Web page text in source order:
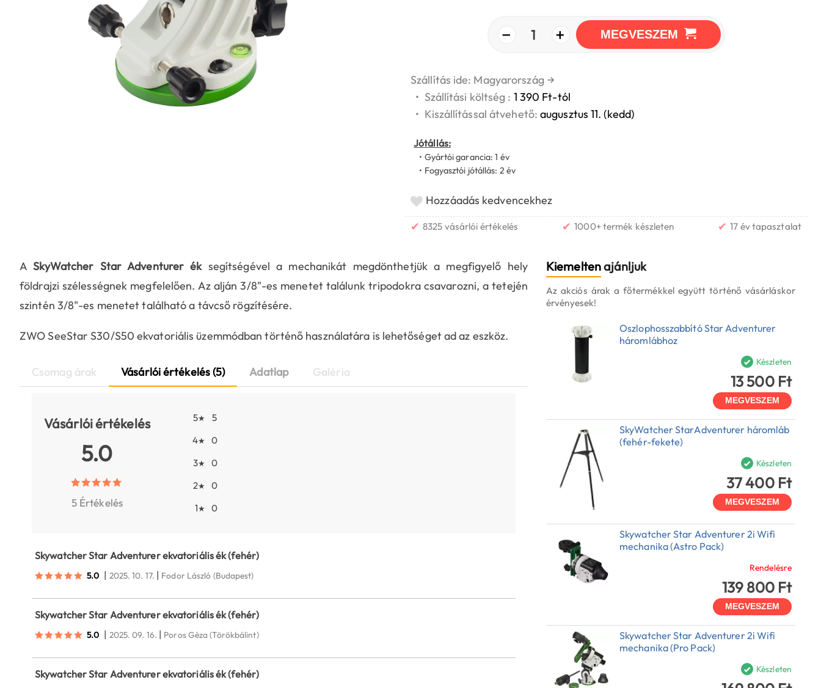
− 1 + MEGVESZEM
Szállítás ide: Magyarország →
• Szállítási költség : 1 390 Ft-tól
• Kiszállítással átvehető:augusztus 11. (kedd)
Jótállás:
• Gyártói garancia: 1 év
• Fogyasztói jótállás: 2 év
Hozzáadás kedvencekhez
✔ 8325 vásárlói értékelés ✔ 1000+ termék készleten ✔ 17 év tapasztalat
ASkyWatcher Star Adventurer éksegítségével a mechanikát megdönthetjük a megfigyelő hely
földrajzi szélességnek megfelelően. Az alján 3/8"-es menetet találunk tripodokra csavarozni, a tetején
szintén 3/8"-es menetet található a távcső rögzítésére.
ZWO SeeStar S30/S50 ekvatoriális üzemmódban történő használatára is lehetőséget ad az eszköz.
Csomag árak Vásárlói értékelés (5) Adatlap Galéria
Vásárlói értékelés
5.0
5 Értékelés
5★
5
4★
0
3★
0
2★
0
1★ 0
Skywatcher Star Adventurer ekvatoriális ék (fehér)
5.0 | 2025. 10. 17. | Fodor László (Budapest)
Skywatcher Star Adventurer ekvatoriális ék (fehér)
5.0 | 2025. 09. 16. | Poros Gèza (Törökbálint)
Skywatcher Star Adventurer ekvatoriális ék (fehér)
Kiemeltenajánljuk
Az akciós árak a főtermékkel együtt történő vásárláskor
érvényesek!
Oszlophosszabbító Star Adventurer
háromlábhoz
Készleten
13 500 Ft
MEGVESZEM
SkyWatcher StarAdventurer háromláb
(fehér-fekete)
Készleten
37 400 Ft
MEGVESZEM
Skywatcher Star Adventurer 2i Wifi
mechanika (Astro Pack)
Rendelésre
139 800 Ft
MEGVESZEM
Skywatcher Star Adventurer 2i Wifi
mechanika (Pro Pack)
Készleten